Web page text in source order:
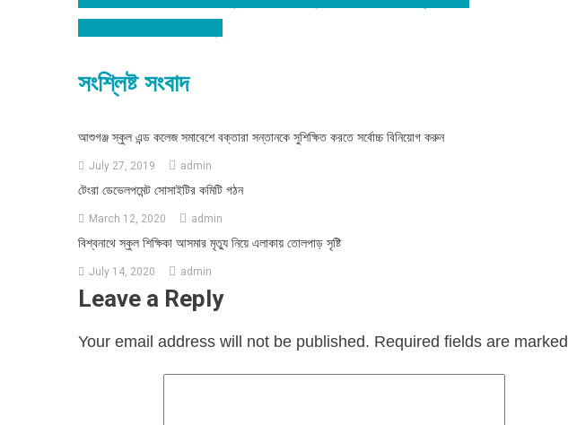
Post
সংশ্লিষ্ট সংবাদ
আশুগঞ্জ স্কুল এন্ড কলেজ সমাবেশে বক্তারা সন্তানকে সুশিক্ষিত করতে সর্বোচ্চ বিনিয়োগ করুন
July 27, 2019 admin
টেংরা ডেভেলপমেন্ট সোসাইটির কমিটি গঠন
March 12, 2020 admin
বিশ্বনাথে স্কুল শিক্ষিকা আসমার মৃত্যু নিয়ে এলাকায় তোলপাড় সৃষ্টি
July 14, 2020 admin
Leave a Reply
Your email address will not be published. Required fields are marked